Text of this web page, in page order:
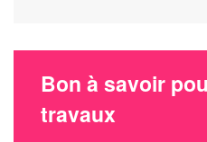
Bon à savoir
travaux